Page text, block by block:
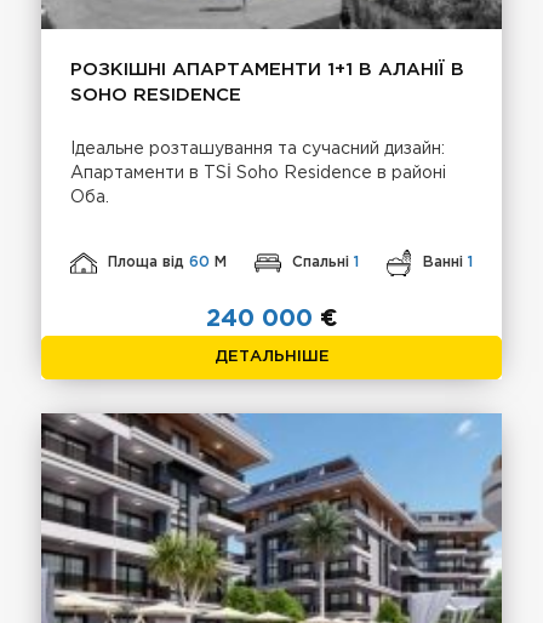
РОЗКІШНІ АПАРТАМЕНТИ 1+1 В АЛАНІЇ В
SOHO RESIDENCE
Ідеальне розташування та сучасний дизайн:
Апартаменти в TSİ Soho Residence в районі
Оба.
Площа від60 М Спальні Ванні
240 000 €
ДЕТАЛЬНІШЕ